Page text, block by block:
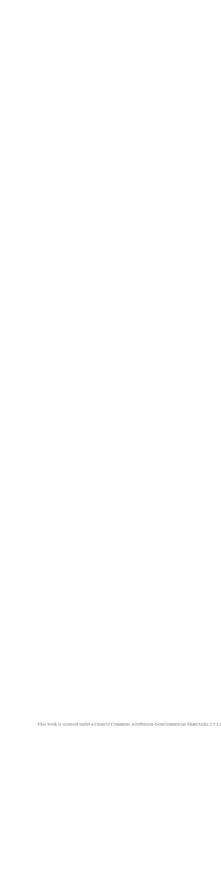
This work is licensed under aCreative Commons Attribution-NonCommercial-ShareAlike 2.5